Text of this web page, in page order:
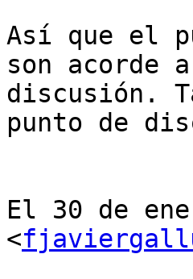
Así que el
son acorde
discusión.
punto de
El 30 de
<